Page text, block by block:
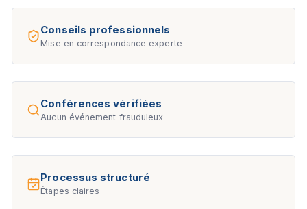
Conseils professionnels
Mise en correspondance experte
Conférences vérifiées
Aucun événement frauduleux
Processus structuré
Étapes claires